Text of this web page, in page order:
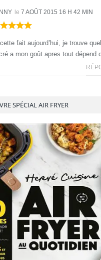
le 7 AOÛT 2015 16 H 42 MIN
fait aujourd’hui, je trouve
a mon goût apres tout dépend
SPÉCIAL AIR FRYER